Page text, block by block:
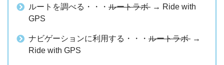
ルートを調べる・・・ ルートラボ → Ride with
GPS
ナビゲーションに利用する・・・ ルートラボ →
Ride with GPS